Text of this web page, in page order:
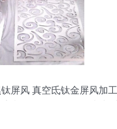
屏风 真空氐钛金屏风加工